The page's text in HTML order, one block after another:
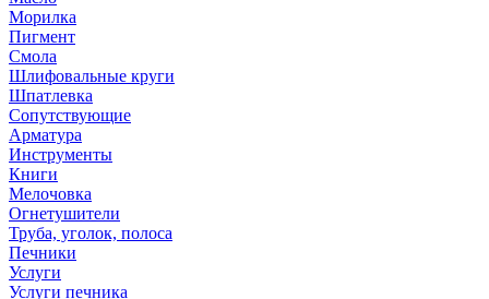
Морилка
Пигмент
Смола
Шлифовальные круги
Шпатлевка
Сопутствующие
Арматура
Инструменты
Книги
Мелочовка
Огнетушители
Труба, уголок, полоса
Печники
Услуги
Услуги печника